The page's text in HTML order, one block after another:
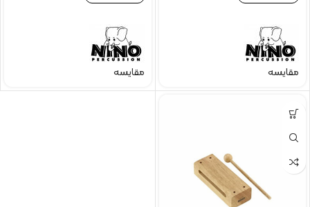
مقایسه مقایسه